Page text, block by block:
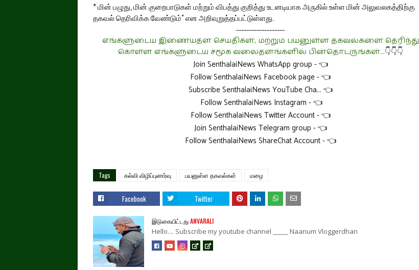
* மின் பழுது, மின் குறைபாடுகள் மற்றும் விபத்து குறித்து உடனடியாக அருகில் உள்ள மின் அலுவலகத்திற்கு
தகவல் தெரிவிக்க வேண்டும்" என அறிவுறுத்தப்பட்டுள்ளது.
-------------------
எங்களுடைய இணையதள செய்திகள், மற்றும் பயனுள்ள தகவல்களை தெரிந்து
கொள்ள எங்களுடைய சமூக வலைதளங்களில் பின்தொடருங்கள்...👇👇👇
Join SenthalaiNews WhatsApp group -👈
Follow SenthalaiNews Facebook page -👈
Subscribe SenthalaiNews YouTube Cha... 👈
Follow SenthalaiNews Instagram -👈
Follow SenthalaiNews Twitter Account- 👈
Join SenthalaiNews Telegram group - 👈
Follow SenthalaiNews ShareChat Account -👈
Tags கல்வி விழிப்புணர்வு பயனுள்ள தகவல்கள் மழை
Facebook Twitter
இடுகையிட்டதுANVARALI
Hello.... Subscribe my youtube channel _____ Naanum Vloggerdhan